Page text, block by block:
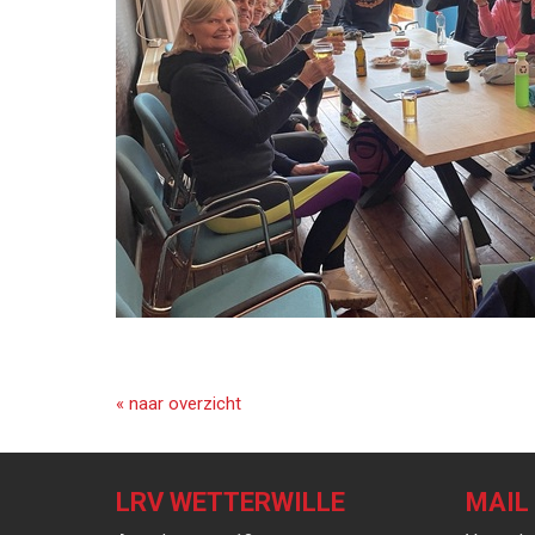
« naar overzicht
LRV WETTERWILLE MAIL